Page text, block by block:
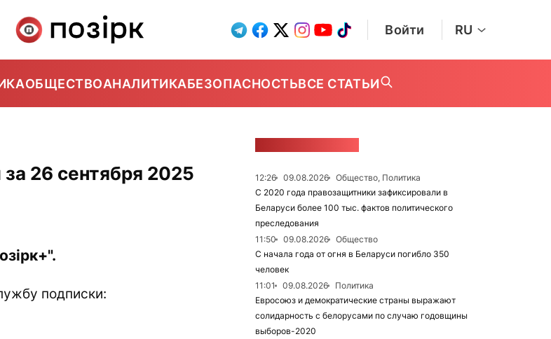
Войти RU
ОБЩЕСТВОАНАЛИТИКАБЕЗОПАСНОСТЬВСЕ СТАТЬИ
26 сентября 2025
подписки:
12:26 09.08.2026
Общество, Политика
С 2020 года правозащитники зафиксировали в
Беларуси более 100 тыс. фактов политического
преследования
11:50
09.08.2026
Общество
С начала года от огня в Беларуси погибло 350
человек
11:01
09.08.2026
Политика
Евросоюз и демократические страны выражают
солидарность с белорусами по случаю годовщины
выборов-2020